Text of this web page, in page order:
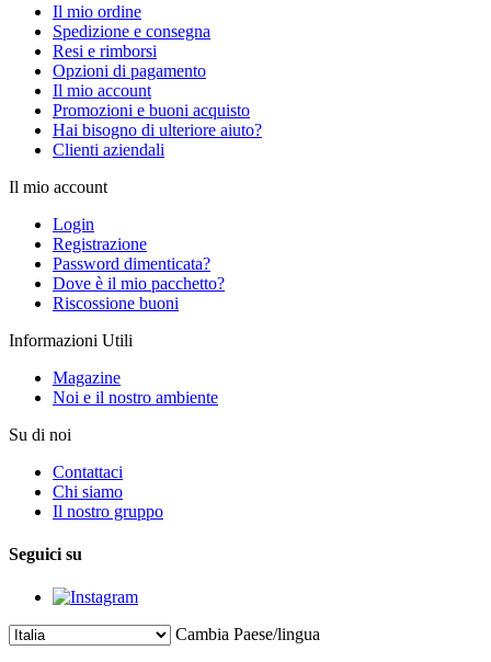
Il mio ordine
Spedizione e consegna
Resi e rimborsi
Opzioni di pagamento
Il mio account
Promozioni e buoni acquisto
Hai bisogno di ulteriore aiuto?
Clienti aziendali
Il mio account
Login
Registrazione
Password dimenticata?
Dove è il mio pacchetto?
Riscossione buoni
Informazioni Utili
Magazine
Noi e il nostro ambiente
Su di noi
Contattaci
Chi siamo
Il nostro gruppo
Seguici su
Cambia Paese/lingua